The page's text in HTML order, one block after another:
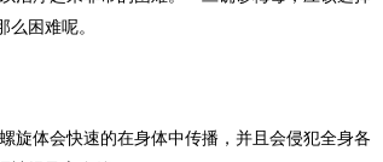
困难呢。
旋体会快速的在身体中传播，并且会侵犯全身各